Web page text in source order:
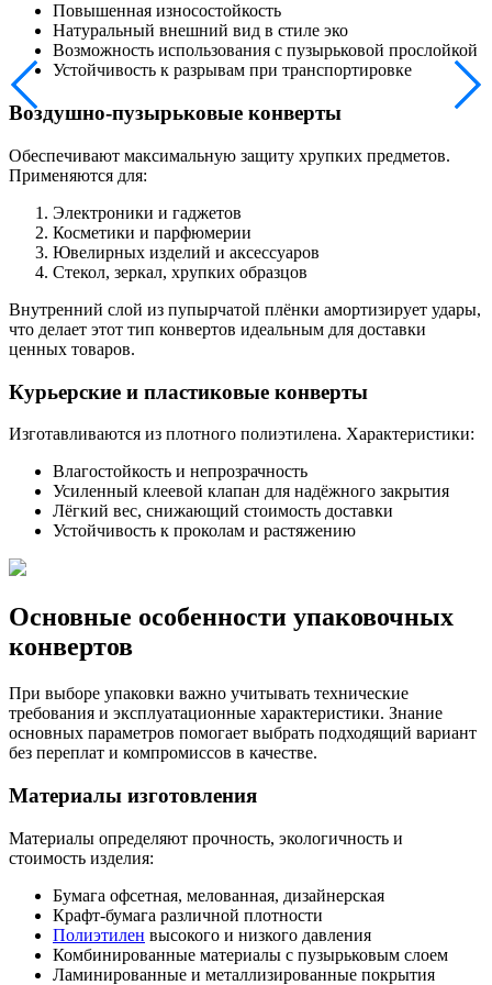
Повышенная износостойкость
Натуральный внешний вид в стиле эко
Возможность использования с пузырьковой прослойкой
Устойчивость к разрывам при транспортировке
Воздушно-пузырьковые конверты
Обеспечивают максимальную защиту хрупких предметов.
Применяются для:
Электроники и гаджетов
Косметики и парфюмерии
Ювелирных изделий и аксессуаров
Стекол, зеркал, хрупких образцов
Внутренний слой из пупырчатой плёнки амортизирует удары,
что делает этот тип конвертов идеальным для доставки
ценных товаров.
Курьерские и пластиковые конверты
Изготавливаются из плотного полиэтилена. Характеристики:
Влагостойкость и непрозрачность
Усиленный клеевой клапан для надёжного закрытия
Лёгкий вес, снижающий стоимость доставки
Устойчивость к проколам и растяжению
Основные особенности упаковочных
конвертов
При выборе упаковки важно учитывать технические
требования и эксплуатационные характеристики. Знание
основных параметров помогает выбрать подходящий вариант
без переплат и компромиссов в качестве.
Материалы изготовления
Материалы определяют прочность, экологичность и
стоимость изделия:
Бумага офсетная, мелованная, дизайнерская
Крафт-бумага различной плотности
Полиэтилен высокого и низкого давления
Комбинированные материалы с пузырьковым слоем
Ламинированные и металлизированные покрытия